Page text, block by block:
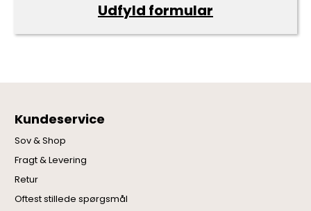
Udfyld formular
Kundeservice
Sov & Shop
Fragt & Levering
Retur
Oftest stillede spørgsmål